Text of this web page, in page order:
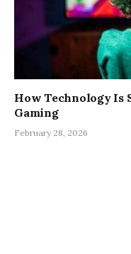
How Technology Is
Gaming
February 28, 2026